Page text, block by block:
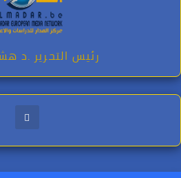
رئيس التحرير .د